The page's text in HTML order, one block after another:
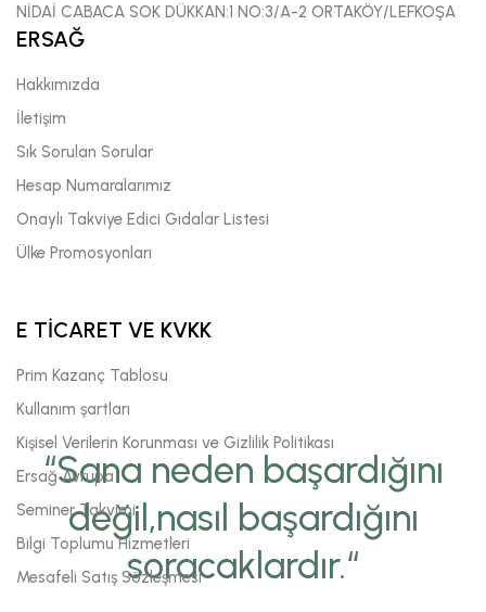
“Sana neden başardığını
değil,nasıl başardığını
soracaklardır.“
NİDAİ CABACA SOK DÜKKAN:1 NO:3/A-2 ORTAKÖY/LEFKOŞA
ERSAĞ
Hakkımızda
İletişim
Sık Sorulan Sorular
Hesap Numaralarımız
Onaylı Takviye Edici Gıdalar Listesi
Ülke Promosyonları
E TİCARET VE KVKK
Prim Kazanç Tablosu
Kullanım şartları
Kişisel Verilerin Korunması ve Gizlilik Politikası
Ersağ Avrupa
Seminer Takvimi
Bilgi Toplumu Hizmetleri
Mesafeli Satış Sözleşmesi